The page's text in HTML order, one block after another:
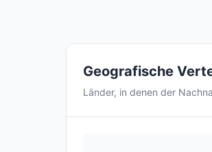
Geografische
Länder, in denen der